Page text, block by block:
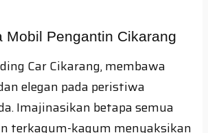
Mobil Pengantin Cikarang
Car Cikarang, membawa
elegan pada peristiwa
Imajinasikan betapa semua
terkagum-kagum menyaksikan